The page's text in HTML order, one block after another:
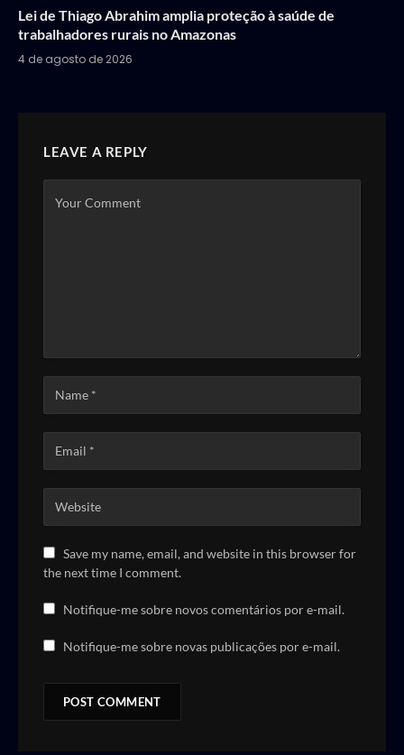
Lei de Thiago Abrahim amplia proteção à saúde de
trabalhadores rurais no Amazonas
4 de agosto de 2026
LEAVE A REPLY
Save my name, email, and website in this browser for
the next time I comment.
Notifique-me sobre novos comentários por e-mail.
Notifique-me sobre novas publicações por e-mail.